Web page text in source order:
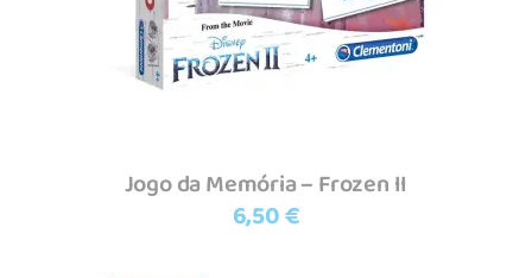
Jogo da Memória – Frozen II
6,50€